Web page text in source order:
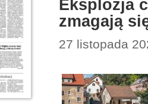
Eksplozja
zmagają
27 listopada